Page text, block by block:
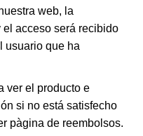
web, la
acceso será recibido
usuario que ha
ver el producto e
si no está satisfecho
pàgina de reembolsos.